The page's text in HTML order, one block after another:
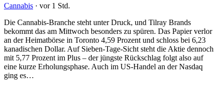
Cannabis · vor 1 Std.
Die Cannabis-Branche steht unter Druck, und Tilray Brands
bekommt das am Mittwoch besonders zu spüren. Das Papier verlor
an der Heimatbörse in Toronto 4,59 Prozent und schloss bei 6,23
kanadischen Dollar. Auf Sieben-Tage-Sicht steht die Aktie dennoch
mit 5,77 Prozent im Plus – der jüngste Rückschlag folgt also auf
eine kurze Erholungsphase. Auch im US-Handel an der Nasdaq
ging es…